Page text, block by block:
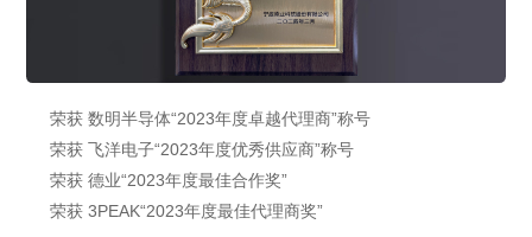
荣获 数明半导体“2023年度卓越代理商”称号
荣获 飞洋电子“2023年度优秀供应商”称号
荣获 德业“2023年度最佳合作奖”
荣获 3PEAK“2023年度最佳代理商奖”